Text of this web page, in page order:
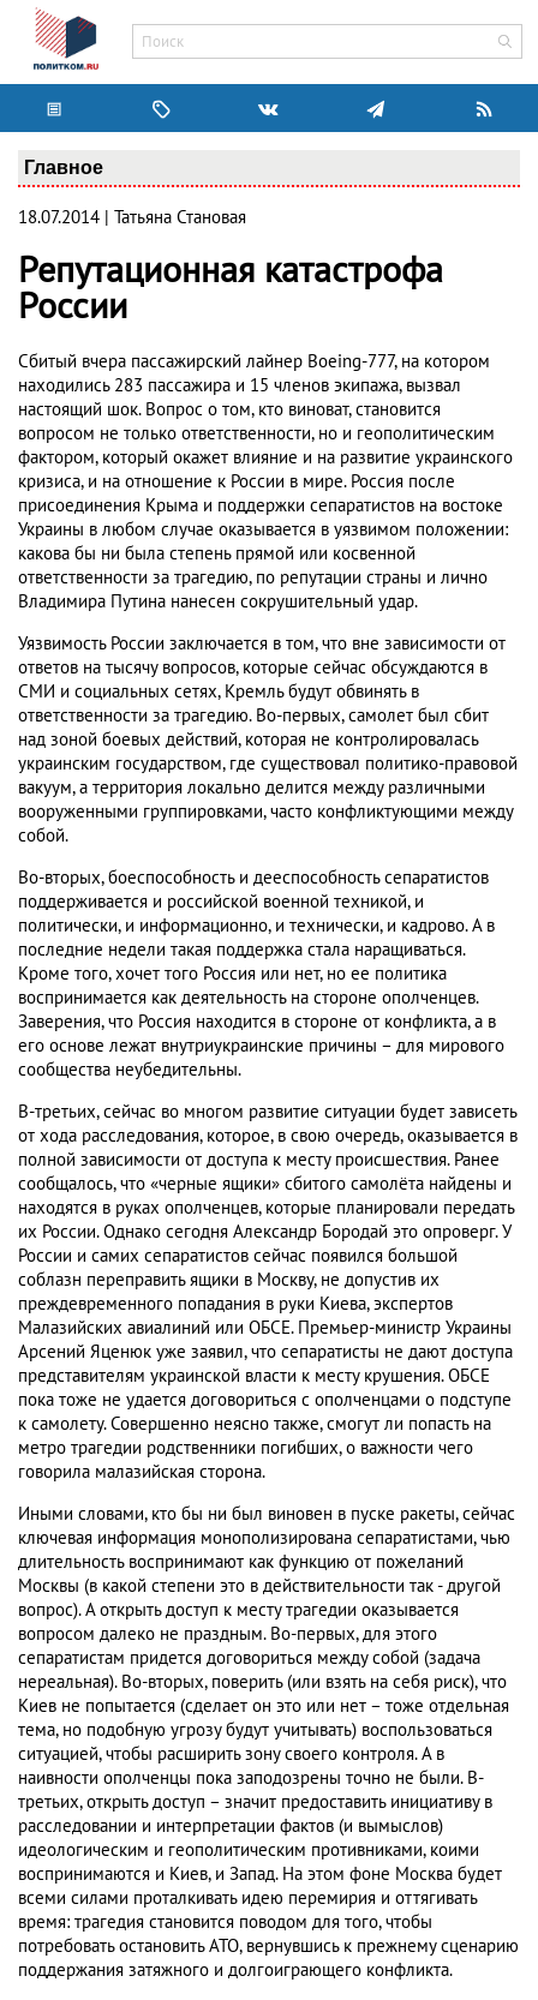
Главное
18.07.2014 | Татьяна Становая
Репутационная катастрофа
России
Сбитый вчера пассажирский лайнер Boeing-777, на котором
находились 283 пассажира и 15 членов экипажа, вызвал
настоящий шок. Вопрос о том, кто виноват, становится
вопросом не только ответственности, но и геополитическим
фактором, который окажет влияние и на развитие украинского
кризиса, и на отношение к России в мире. Россия после
присоединения Крыма и поддержки сепаратистов на востоке
Украины в любом случае оказывается в уязвимом положении:
какова бы ни была степень прямой или косвенной
ответственности за трагедию, по репутации страны и лично
Владимира Путина нанесен сокрушительный удар.
Уязвимость России заключается в том, что вне зависимости от
ответов на тысячу вопросов, которые сейчас обсуждаются в
СМИ и социальных сетях, Кремль будут обвинять в
ответственности за трагедию. Во-первых, самолет был сбит
над зоной боевых действий, которая не контролировалась
украинским государством, где существовал политико-правовой
вакуум, а территория локально делится между различными
вооруженными группировками, часто конфликтующими между
собой.
Во-вторых, боеспособность и дееспособность сепаратистов
поддерживается и российской военной техникой, и
политически, и информационно, и технически, и кадрово. А в
последние недели такая поддержка стала наращиваться.
Кроме того, хочет того Россия или нет, но ее политика
воспринимается как деятельность на стороне ополченцев.
Заверения, что Россия находится в стороне от конфликта, а в
его основе лежат внутриукраинские причины – для мирового
сообщества неубедительны.
В-третьих, сейчас во многом развитие ситуации будет зависеть
от хода расследования, которое, в свою очередь, оказывается в
полной зависимости от доступа к месту происшествия. Ранее
сообщалось, что «черные ящики» сбитого самолёта найдены и
находятся в руках ополченцев, которые планировали передать
их России. Однако сегодня Александр Бородай это опроверг. У
России и самих сепаратистов сейчас появился большой
соблазн переправить ящики в Москву, не допустив их
преждевременного попадания в руки Киева, экспертов
Малазийских авиалиний или ОБСЕ. Премьер-министр Украины
Арсений Яценюк уже заявил, что сепаратисты не дают доступа
представителям украинской власти к месту крушения. ОБСЕ
пока тоже не удается договориться с ополченцами о подступе
к самолету. Совершенно неясно также, смогут ли попасть на
метро трагедии родственники погибших, о важности чего
говорила малазийская сторона.
Иными словами, кто бы ни был виновен в пуске ракеты, сейчас
ключевая информация монополизирована сепаратистами, чью
длительность воспринимают как функцию от пожеланий
Москвы (в какой степени это в действительности так - другой
вопрос). А открыть доступ к месту трагедии оказывается
вопросом далеко не праздным. Во-первых, для этого
сепаратистам придется договориться между собой (задача
нереальная). Во-вторых, поверить (или взять на себя риск), что
Киев не попытается (сделает он это или нет – тоже отдельная
тема, но подобную угрозу будут учитывать) воспользоваться
ситуацией, чтобы расширить зону своего контроля. А в
наивности ополченцы пока заподозрены точно не были. В-
третьих, открыть доступ – значит предоставить инициативу в
расследовании и интерпретации фактов (и вымыслов)
идеологическим и геополитическим противниками, коими
воспринимаются и Киев, и Запад. На этом фоне Москва будет
всеми силами проталкивать идею перемирия и оттягивать
время: трагедия становится поводом для того, чтобы
потребовать остановить АТО, вернувшись к прежнему сценарию
поддержания затяжного и долгоиграющего конфликта.